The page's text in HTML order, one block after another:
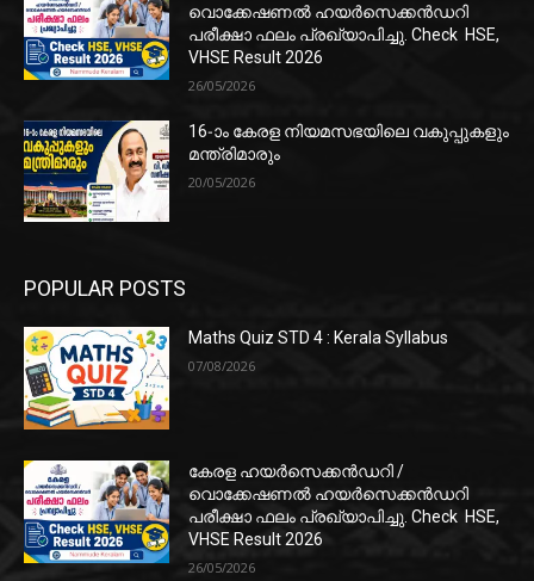
വൊക്കേഷണൽ ഹയർസെക്കൻഡറി
പരീക്ഷാ ഫലം പ്രഖ്യാപിച്ചു. Check HSE,
VHSE Result 2026
26/05/2026
16-ാം കേരള നിയമസഭയിലെ വകുപ്പുകളും
മന്ത്രിമാരും
20/05/2026
POPULAR POSTS
Maths Quiz STD 4 : Kerala Syllabus
07/08/2026
കേരള ഹയർസെക്കൻഡറി /
വൊക്കേഷണൽ ഹയർസെക്കൻഡറി
പരീക്ഷാ ഫലം പ്രഖ്യാപിച്ചു. Check HSE,
VHSE Result 2026
26/05/2026